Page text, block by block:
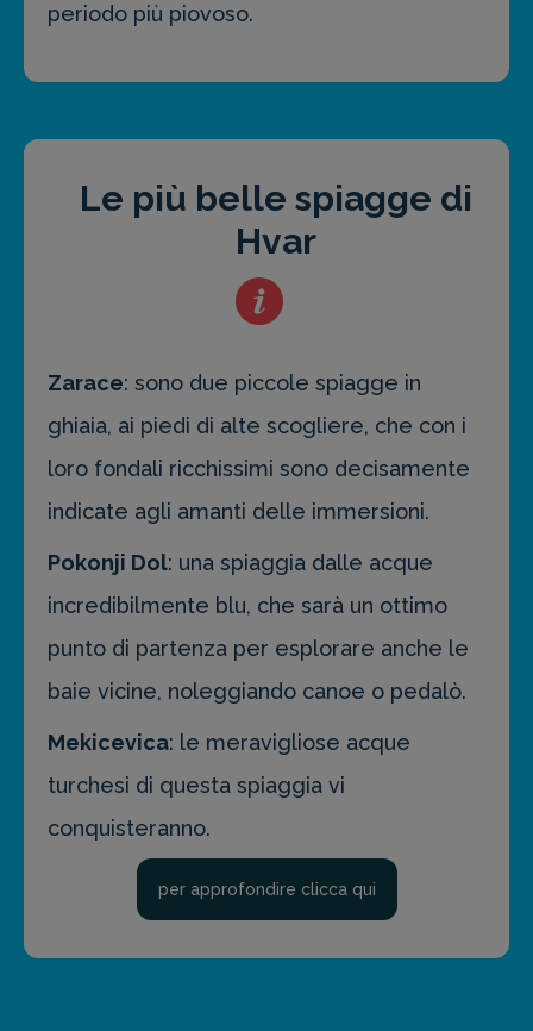
periodo più piovoso.
Le più belle spiagge di
Hvar
Zarace: sono due piccole spiagge in
ghiaia, ai piedi di alte scogliere, che con i
loro fondali ricchissimi sono decisamente
indicate agli amanti delle immersioni.
Pokonji Dol: una spiaggia dalle acque
incredibilmente blu, che sarà un ottimo
punto di partenza per esplorare anche le
baie vicine, noleggiando canoe o pedalò.
Mekicevica: le meravigliose acque
turchesi di questa spiaggia vi
conquisteranno.
per approfondire clicca qui